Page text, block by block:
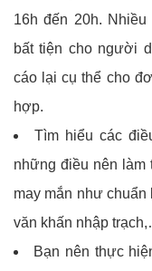
16h đến 20h.
bất tiện cho người
cáo lại cụ thể cho
hợp.
Tìm hiểu các
những điều nên
may mắn như chuẩn
văn khấn nhập
Bạn nên thực